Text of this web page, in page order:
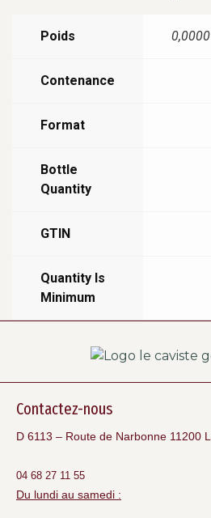
Poids
Contenance
Format
Bottle
Quantity
GTIN
Quantity Is
Minimum
Contactez-nous
D 6113 – Route de Narbonne 11200
04 68 27 11 55
Du lundi au samedi :